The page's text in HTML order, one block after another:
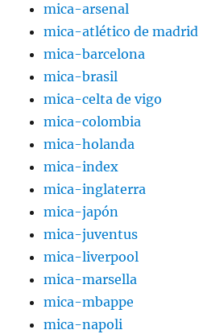
mica-arsenal
mica-atlético de madrid
mica-barcelona
mica-brasil
mica-celta de vigo
mica-colombia
mica-holanda
mica-index
mica-inglaterra
mica-japón
mica-juventus
mica-liverpool
mica-marsella
mica-mbappe
mica-napoli